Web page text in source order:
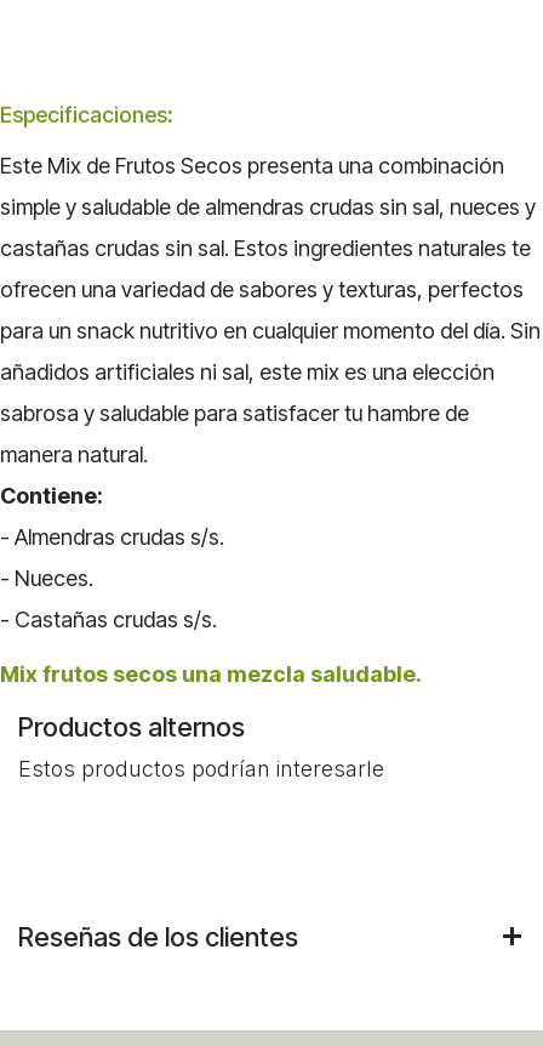
Especificaciones:
Este Mix de Frutos Secos presenta una combinación
simple y saludable de almendras crudas sin sal, nueces y
castañas crudas sin sal. Estos ingredientes naturales te
ofrecen una variedad de sabores y texturas, perfectos
para un snack nutritivo en cualquier momento del día. Sin
añadidos artificiales ni sal, este mix es una elección
sabrosa y saludable para satisfacer tu hambre de
manera natural.
Contiene:
- Almendras crudas s/s.
- Nueces.
- Castañas crudas s/s.
Mix frutos secos una mezcla saludable.
Productos alternos
Estos productos podrían interesarle
Reseñas de los clientes